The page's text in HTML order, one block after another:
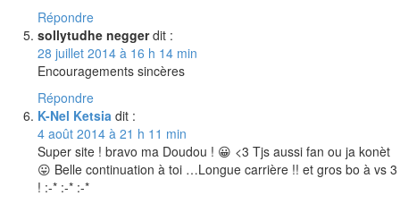
Répondre
sollytudhe negger dit :
28 juillet 2014 à 16 h 14 min
Encouragements sincères
Répondre
K-Nel Ketsia dit :
4 août 2014 à 21 h 11 min
Super site ! bravo ma Doudou ! 😀 <3 Tjs aussi fan ou ja konèt
😛 Belle continuation à toi …Longue carrière !! et gros bo à vs 3
! :-* :-* :-*